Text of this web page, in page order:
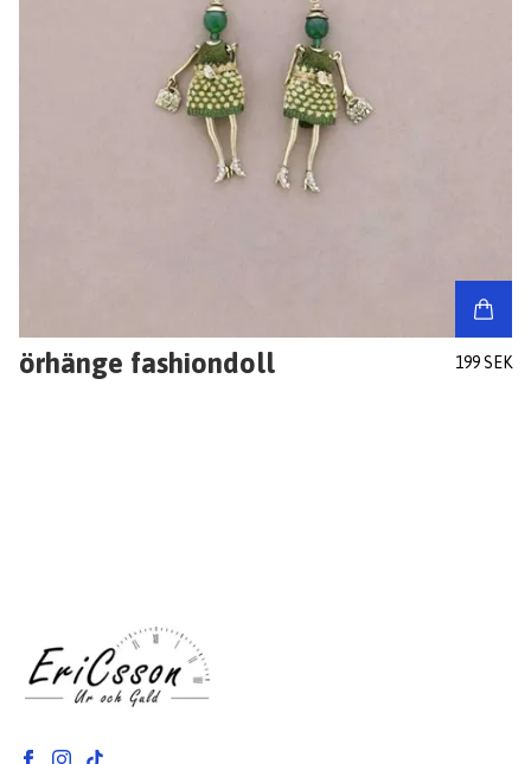
örhänge fashiondoll 199 SEK